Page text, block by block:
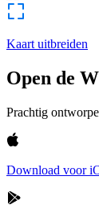
Kaart uitbreiden
Open de
Prachtig
Download voor